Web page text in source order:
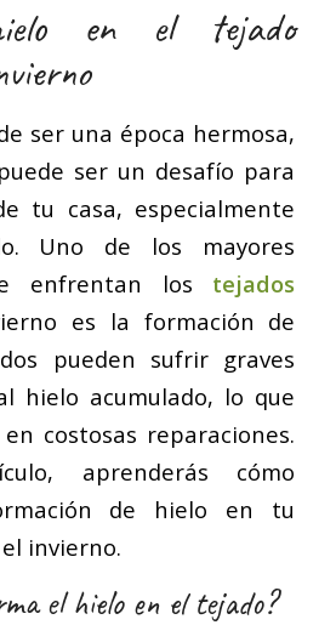
en el tejado
ser una época hermosa,
ser un desafío para
tu casa, especialmente
Uno de los mayores
enfrentan los tejados
es la formación de
pueden sufrir graves
hielo acumulado, lo que
costosas reparaciones.
aprenderás cómo
de hielo en tu
invierno.
el hielo en el tejado?